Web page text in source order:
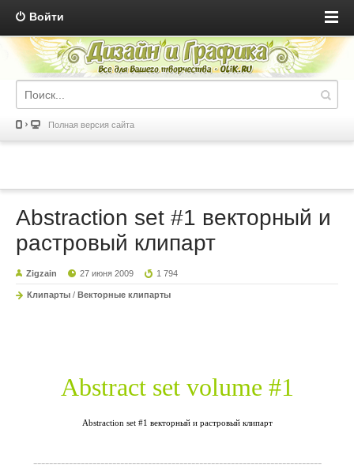
Войти
Полная версия сайта
Abstraction set #1 векторный и
растровый клипарт
Zigzain 27 июня 2009 1 794
Клипарты / Векторные клипарты
Abstract set volume #1
Abstraction set #1 векторный и растровый клипарт
-------------------------------------------------------------------------